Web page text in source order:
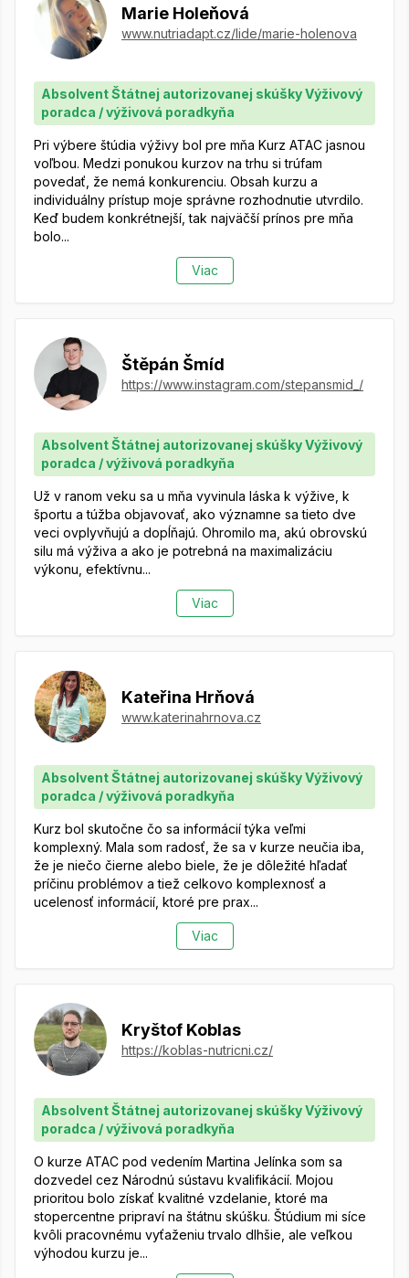
Marie Holeňová
www.nutriadapt.cz/lide/marie-holenova
Absolvent Štátnej autorizovanej skúšky Výživový
poradca / výživová poradkyňa
Pri výbere štúdia výživy bol pre mňa Kurz ATAC jasnou
voľbou. Medzi ponukou kurzov na trhu si trúfam
povedať, že nemá konkurenciu. Obsah kurzu a
individuálny prístup moje správne rozhodnutie utvrdilo.
Keď budem konkrétnejší, tak najväčší prínos pre mňa
bolo...
Viac
Štěpán Šmíd
https://www.instagram.com/stepansmid_/
Absolvent Štátnej autorizovanej skúšky Výživový
poradca / výživová poradkyňa
Už v ranom veku sa u mňa vyvinula láska k výžive, k
športu a túžba objavovať, ako významne sa tieto dve
veci ovplyvňujú a dopĺňajú. Ohromilo ma, akú obrovskú
silu má výživa a ako je potrebná na maximalizáciu
výkonu, efektívnu...
Viac
Kateřina Hrňová
www.katerinahrnova.cz
Absolvent Štátnej autorizovanej skúšky Výživový
poradca / výživová poradkyňa
Kurz bol skutočne čo sa informácií týka veľmi
komplexný. Mala som radosť, že sa v kurze neučia iba,
že je niečo čierne alebo biele, že je dôležité hľadať
príčinu problémov a tiež celkovo komplexnosť a
ucelenosť informácií, ktoré pre prax...
Viac
Kryštof Koblas
https://koblas-nutricni.cz/
Absolvent Štátnej autorizovanej skúšky Výživový
poradca / výživová poradkyňa
O kurze ATAC pod vedením Martina Jelínka som sa
dozvedel cez Národnú sústavu kvalifikácií. Mojou
prioritou bolo získať kvalitné vzdelanie, ktoré ma
stopercentne pripraví na štátnu skúšku. Štúdium mi síce
kvôli pracovnému vyťaženiu trvalo dlhšie, ale veľkou
výhodou kurzu je...